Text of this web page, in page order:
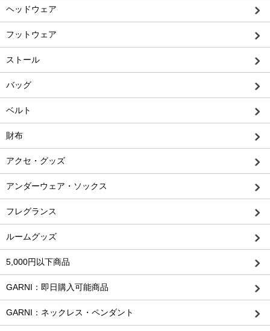
ヘッドウェア
フットウェア
ストール
バッグ
ベルト
財布
アクセ・グッズ
アンダーウェア・ソックス
フレグランス
ルームグッズ
5,000円以下商品
GARNI：即日購入可能商品
GARNI：ネックレス・ペンダント